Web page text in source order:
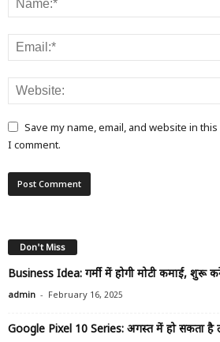
Save my name, email, and website in
I comment.
Don't Miss
Business Idea: गर्मी में होगी मोटी कमाई, शुरू
admin - February 16, 2025
Google Pixel 10 Series: अगस्त में हो सकता है